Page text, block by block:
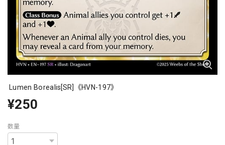
Lumen Borealis[SR]《HVN-197》
¥250
数量